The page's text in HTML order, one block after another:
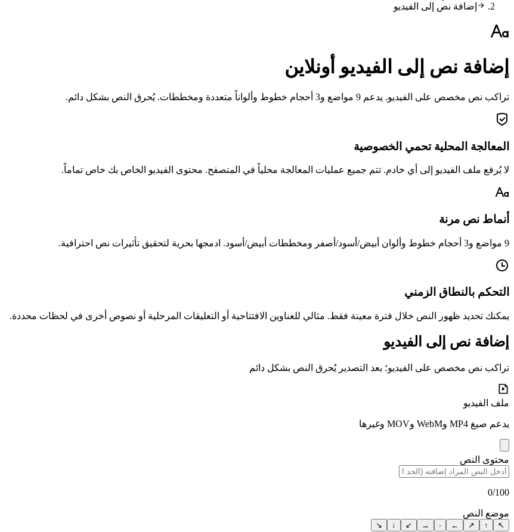
إضافة نص إلى الفيديو
إضافة نص إلى الفيديو أونلاين
تراكب نص مخصص على الفيديو. يدعم 9 مواضع و3 أحجام خطوط وألواناً متعددة ومخططات. يُحرق النص بشكل دائم.
المعالجة المحلية تحمي الخصوصية
لا يُرفع ملف الفيديو إلى أي خادم. تتم جميع عمليات المعالجة محلياً في المتصفح. محتوى الفيديو الخاص بك خاص تماماً.
أنماط نص مرنة
9 مواضع و3 أحجام خطوط وألوان أبيض/أسود/أصفر ومخططات أبيض/أسود. ادمجها بحرية لتحقيق تأثيرات نص احترافية.
التحكم بالنطاق الزمني
يمكنك تحديد ظهور النص خلال فترة معينة فقط. مثالي للعناوين الافتتاحية أو التعليقات المرحلية أو نصوص أخرى في لحظات محددة.
إضافة نص إلى الفيديو
تراكب نص مخصص على الفيديو؛ بعد التصدير يُحرق النص بشكل دائم
ملف الفيديو
يدعم صيغ MP4 وWebM وMOV وغيرها
محتوى النص
0/100
موضع النص
↖
↑
↗
←
·
→
↙
↓
↘